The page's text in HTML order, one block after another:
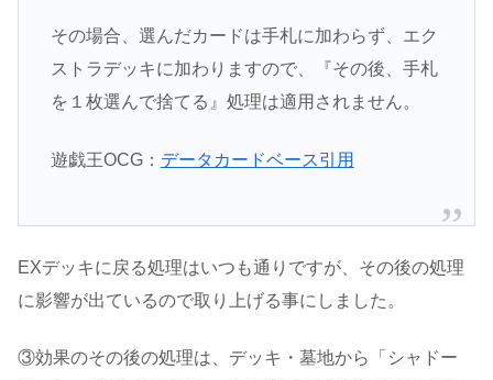
その場合、選んだカードは手札に加わらず、エク
ストラデッキに加わりますので、『その後、手札
を１枚選んで捨てる』処理は適用されません。
遊戯王OCG： データカードベース引用
EXデッキに戻る処理はいつも通りですが、その後の処理
に影響が出ているので取り上げる事にしました。
③効果のその後の処理は、デッキ・墓地から「シャドー